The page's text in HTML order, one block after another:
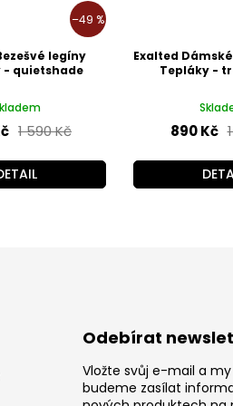
–49 %
legíny
- quietshade
1 590 Kč
Exalted
Tepláky -
890 Kč
Odebírat
Vložte svůj e-mail a
budeme zasílat